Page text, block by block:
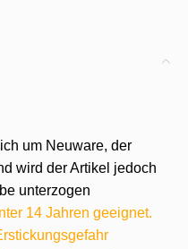
um Neuware, der
wird der Artikel jedoch
unterzogen
14 Jahren geeignet.